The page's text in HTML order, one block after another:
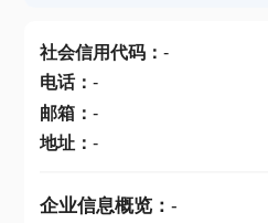
社会信用代码： -
电话： -
邮箱： -
地址： -
企业信息概览： -